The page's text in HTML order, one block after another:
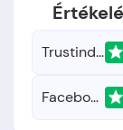
Trustindex
Facebook